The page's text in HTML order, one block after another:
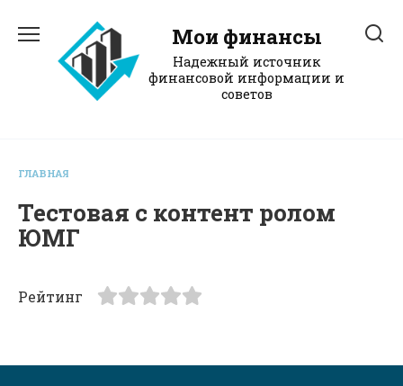
содержанию
Мои финансы
Надежный источник
финансовой информации и
советов
ГЛАВНАЯ
Тестовая с контент ролом
ЮМГ
Рейтинг